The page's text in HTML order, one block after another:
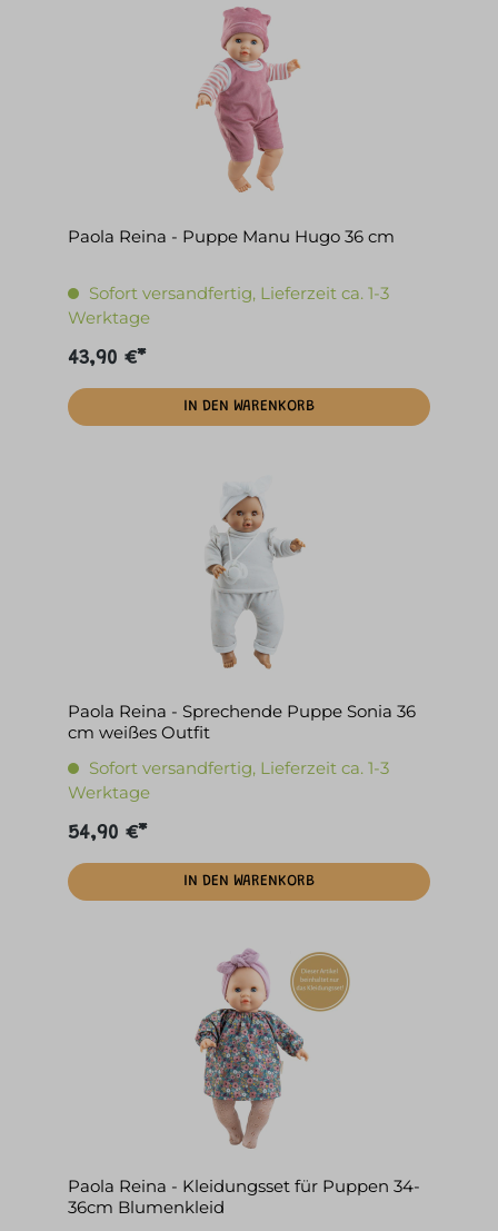
Paola Reina - Puppe Manu Hugo 36 cm
Sofort versandfertig, Lieferzeit ca. 1-3
Werktage
43,90 €*
IN DEN WARENKORB
Paola Reina - Sprechende Puppe Sonia 36
cm weißes Outfit
Sofort versandfertig, Lieferzeit ca. 1-3
Werktage
54,90 €*
IN DEN WARENKORB
Paola Reina - Kleidungsset für Puppen 34-
36cm Blumenkleid